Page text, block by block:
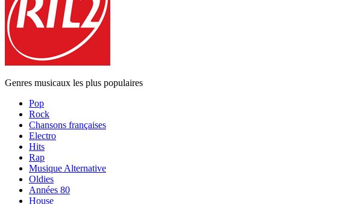
Genres musicaux les plus populaires
Pop
Rock
Chansons françaises
Electro
Hits
Rap
Musique Alternative
Oldies
Années 80
House